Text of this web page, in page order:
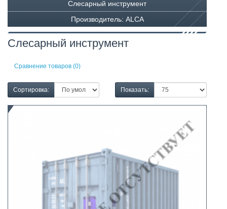
Слесарный инструмент
Производитель: ALCA
Слесарный инструмент
Сравнение товаров (0)
Сортировка: Показать: